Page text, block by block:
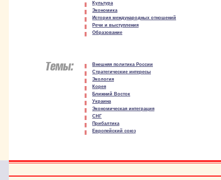
Культура
Экономика
История международных отношений
Речи и выступления
Образование
Внешняя политика России
Стратегические интересы
Экология
Корея
Ближний Восток
Украина
Экономическая интеграция
СНГ
Прибалтика
Европейский союз